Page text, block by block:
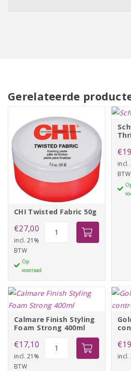
Gerelateerde
CHI Twisted Fabric 50g
€27,00
incl. 21%
BTW
Op
voorraad
€
incl.
BTW
Calmare Finish Styling
Foam Strong 400ml
€17,10
incl. 21%
BTW
€
incl.